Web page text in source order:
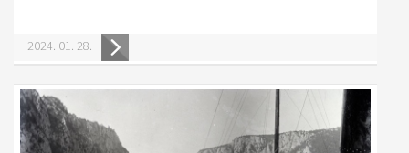
2024. 01. 28.